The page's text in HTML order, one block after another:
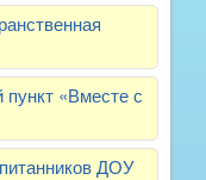
пункт «Вместе с
ДОУ